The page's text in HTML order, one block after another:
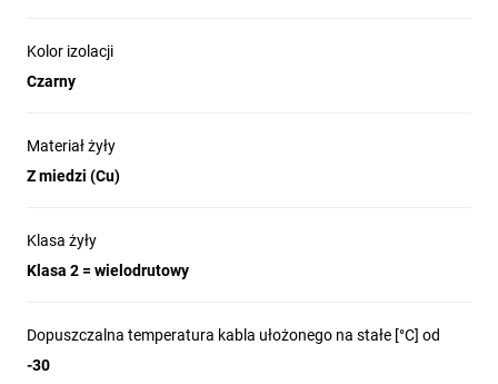
Kolor izolacji
Czarny
Materiał żyły
Z miedzi (Cu)
Klasa żyły
Klasa 2 = wielodrutowy
Dopuszczalna temperatura kabla ułożonego na stałe [°C] od
-30